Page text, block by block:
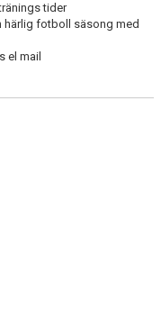
tider
härlig fotboll säsong med
el mail